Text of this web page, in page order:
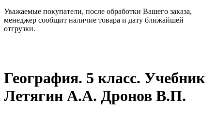
Уважаемые покупатели, после обработки Вашего заказа,
менеджер сообщит наличие товара и дату ближайшей
отгрузки.
География. 5 класс. Учебник
Летягин А.А. Дронов В.П.